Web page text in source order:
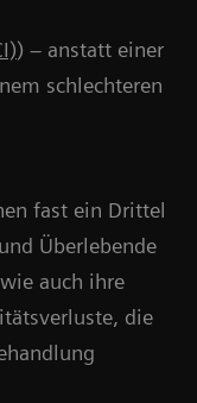
) – anstatt einer
schlechteren
fast ein Drittel
Überlebende
auch ihre
die